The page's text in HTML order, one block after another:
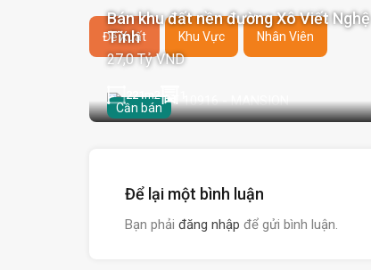
Đề Xuất Khu Vực Nhân Viên
Cần bán
Bán khu đất nền đường Xô Viết Nghệ
Tĩnh
27,0 Tỷ VND
221m2
Để lại một bình luận
Bạn phải đăng nhập để gửi bình luận.